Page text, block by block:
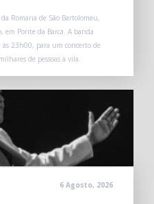
Romaria de São Bartolomeu,
em Ponte da Barca. A banda
às 23h00, para um concerto de
de pessoas à vila.
6 Agosto, 2026